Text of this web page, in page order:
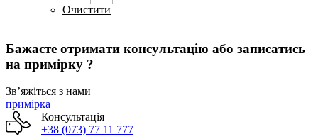
Очистити
Бажаєте отримати консультацію або записатись
на примірку ?
Звʼяжіться з нами
примірка
Консультація
+38 (073) 77 11 777